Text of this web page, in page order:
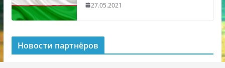
27.05.2021
Новости партнёров